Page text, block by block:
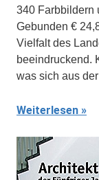
340 Farbbildern
Gebunden €
Vielfalt des
beeindruckend.
was sich aus
Weiterlesen